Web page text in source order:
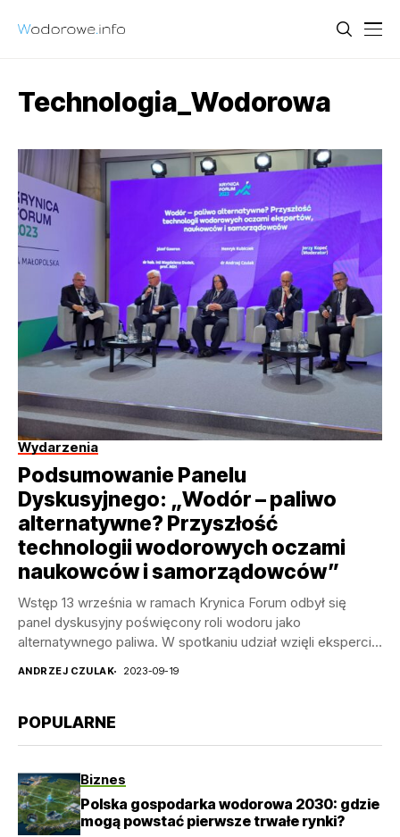
Technologia_Wodorowa
Wydarzenia
Podsumowanie Panelu
Dyskusyjnego: „Wodór – paliwo
alternatywne? Przyszłość
technologii wodorowych oczami
naukowców i samorządowców”
Wstęp 13 września w ramach Krynica Forum odbył się
panel dyskusyjny poświęcony roli wodoru jako
alternatywnego paliwa. W spotkaniu udział wzięli eksperci
ANDRZEJ CZULAK 2023-09-19
POPULARNE
Biznes
Polska gospodarka wodorowa 2030: gdzie
mogą powstać pierwsze trwałe rynki?